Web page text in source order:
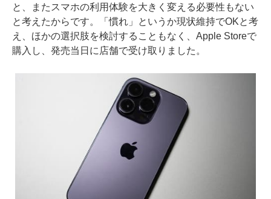
と、またスマホの利用体験を大きく変える必要性もない
と考えたからです。「慣れ」というか現状維持でOKと考
え、ほかの選択肢を検討することもなく、Apple Storeで
購入し、発売当日に店舗で受け取りました。